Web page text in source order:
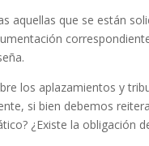
aquellas que se están
los aplazamientos y
si bien debemos
¿Existe la obligación